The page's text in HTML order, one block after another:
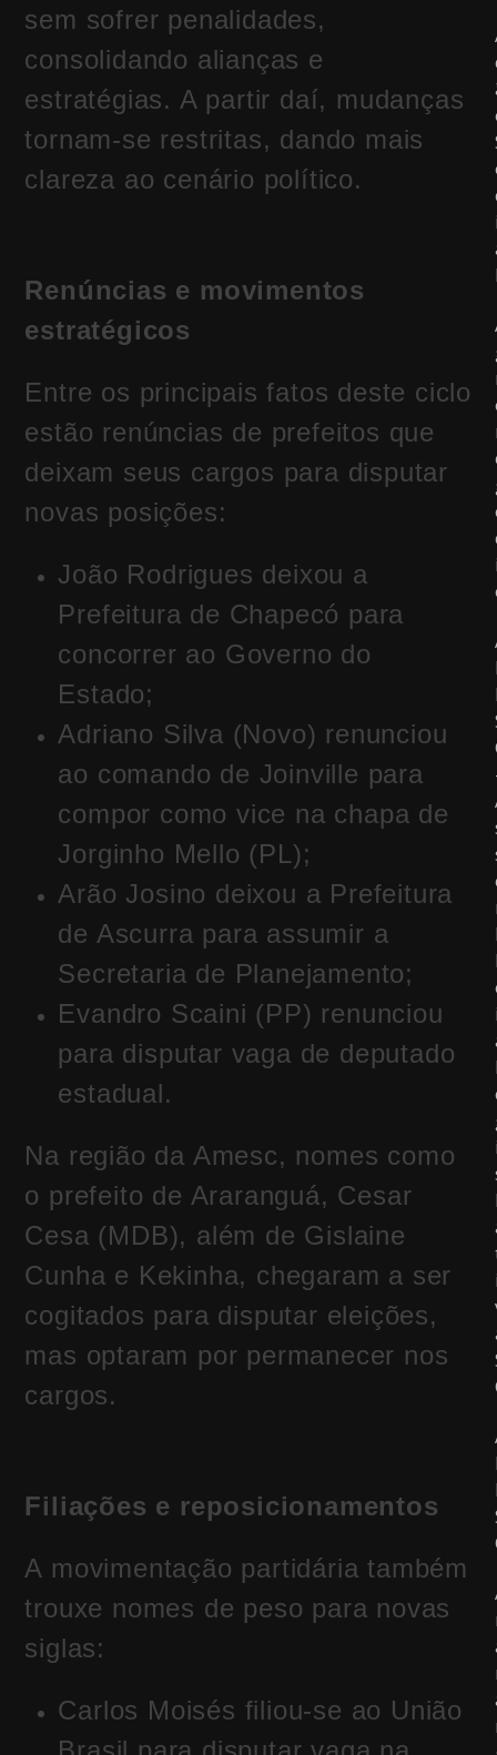
sem sofrer penalidades,
consolidando alianças e
estratégias. A partir daí, mudanças
tornam-se restritas, dando mais
clareza ao cenário político.
Renúncias e movimentos
estratégicos
Entre os principais fatos deste ciclo
estão renúncias de prefeitos que
deixam seus cargos para disputar
novas posições:
João Rodrigues deixou a
Prefeitura de Chapecó para
concorrer ao Governo do
Estado;
Adriano Silva (Novo) renunciou
ao comando de Joinville para
compor como vice na chapa de
Jorginho Mello (PL);
Arão Josino deixou a Prefeitura
de Ascurra para assumir a
Secretaria de Planejamento;
Evandro Scaini (PP) renunciou
para disputar vaga de deputado
estadual.
Na região da Amesc, nomes como
o prefeito de Araranguá, Cesar
Cesa (MDB), além de Gislaine
Cunha e Kekinha, chegaram a ser
cogitados para disputar eleições,
mas optaram por permanecer nos
cargos.
Filiações e reposicionamentos
A movimentação partidária também
trouxe nomes de peso para novas
siglas:
Carlos Moisés filiou-se ao União